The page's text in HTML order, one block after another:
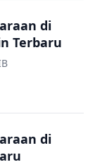
di
Terbaru
di